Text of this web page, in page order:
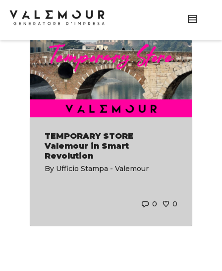
TEMPORARY STORE
Valemour in Smart
Revolution
By Ufficio Stampa - Valemour
0 0